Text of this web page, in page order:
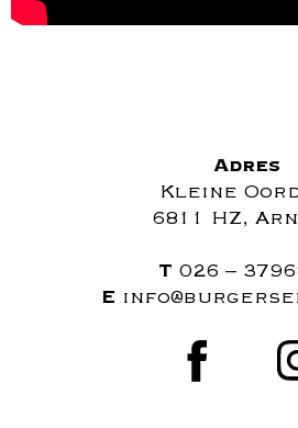
Adres
Kleine
6811 HZ,
T 026 –
E